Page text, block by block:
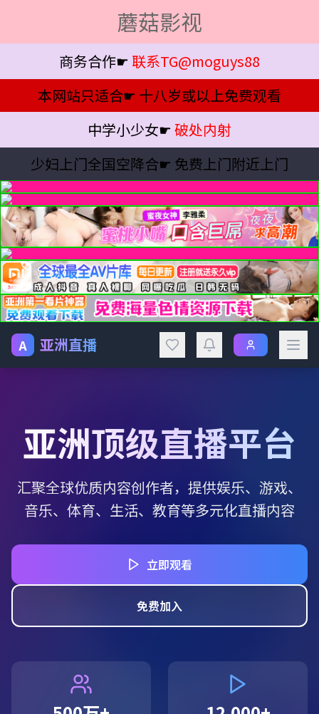
蘑菇影视
商务合作☛ 联系TG@moguys88
本网站只适合☛ 十八岁或以上免费观看
中学小少女☛破处内射
少妇上门全国空降合☛ 免费上门附近上门
A 亚洲直播
亚洲顶级直播平台
汇聚全球优质内容创作者，提供娱乐、游戏、
音乐、体育、生活、教育等多元化直播内容
立即观看
免费加入